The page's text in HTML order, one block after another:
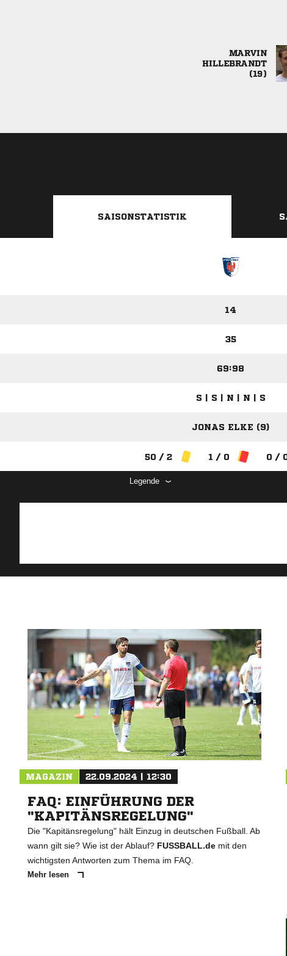



SAISONSTATISTIK
14
35
69:98
S | S | N | N | S
JONAS ELKE (9)
50 / 2 1 / 0 0 /
Legende
MAGAZIN 22.09.2024 | 12:30
FAQ: EINFÜHRUNG DER
"KAPITÄNSREGELUNG"
Die "Kapitänsregelung" hält Einzug in deutschen Fußball. Ab
wann gilt sie? Wie ist der Ablauf? FUSSBALL.de mit den
wichtigsten Antworten zum Thema im FAQ.
Mehr lesen